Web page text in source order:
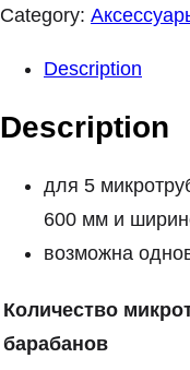
Category:
Description
Description
для 5
600 мм и
возможна
Количество
барабанов